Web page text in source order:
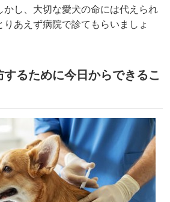
かし、大切な愛犬の命には代えられ
あえず病院で診てもらいましょ
るために今日からできるこ